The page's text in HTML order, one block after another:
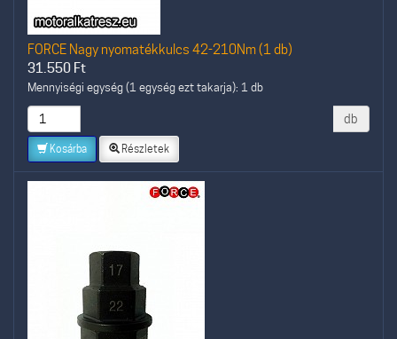
FORCE Nagy nyomatékkulcs 42-210Nm (1 db)
31.550 Ft
Mennyiségi egység (1 egység ezt takarja): 1 db
db
Kosárba Részletek